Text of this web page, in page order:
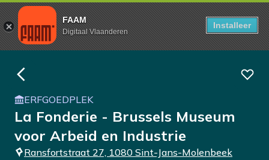
FAAM
Digitaal Vlaanderen
Installeer
ERFGOEDPLEK
La Fonderie - Brussels Museum
voor Arbeid en Industrie
Ransfortstraat 27, 1080 Sint-Jans-Molenbeek